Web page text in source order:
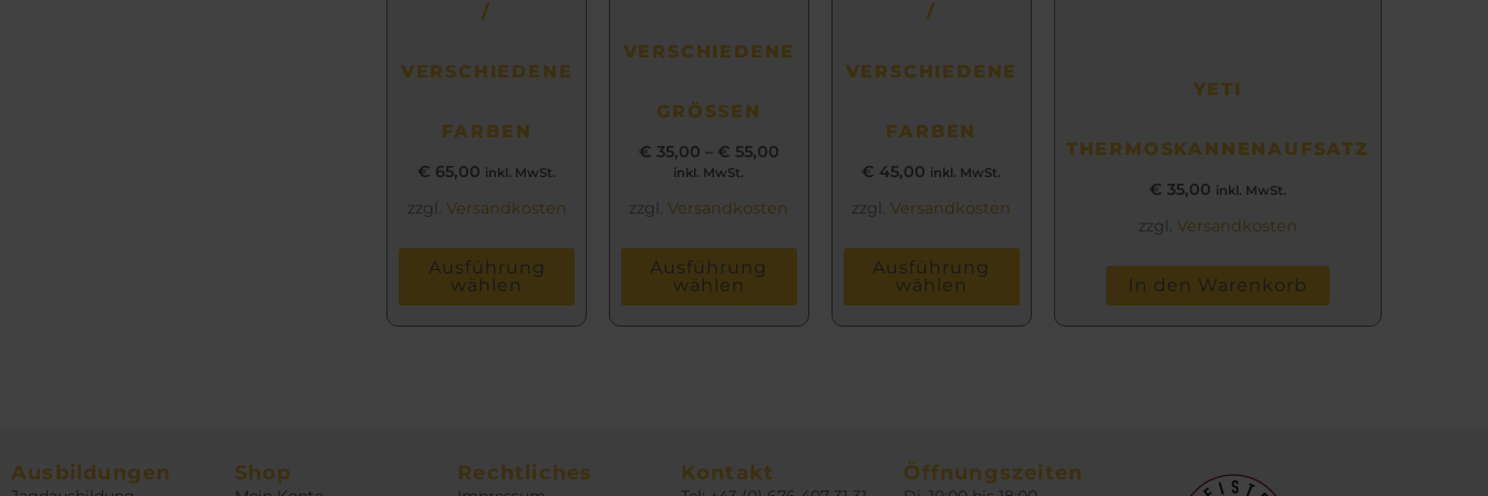
/
VERSCHIEDENE
FARBEN
€ 65,00 inkl. MwSt.
zzgl. Versandkosten
Ausführung
wählen
VERSCHIEDENE
GRÖSSEN
€ 35,00 – € 55,00
inkl. MwSt.
zzgl.Versandkosten
Ausführung
wählen
/
VERSCHIEDENE
FARBEN
€ 45,00 inkl. MwSt.
zzgl.Versandkosten
Ausführung
wählen
YETI
THERMOSKANNENAUFSATZ
€ 35,00 inkl. MwSt.
zzgl. Versandkosten
In den Warenkorb
Ausbildungen Shop Rechtliches Kontakt Öffnungszeiten